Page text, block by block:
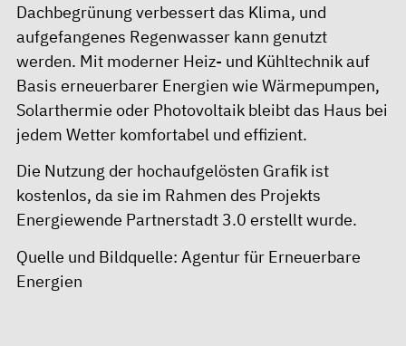
Dachbegrünung verbessert das Klima, und
aufgefangenes Regenwasser kann genutzt
werden. Mit moderner Heiz- und Kühltechnik auf
Basis erneuerbarer Energien wie Wärmepumpen,
Solarthermie oder Photovoltaik bleibt das Haus bei
jedem Wetter komfortabel und effizient.
Die Nutzung der hochaufgelösten Grafik ist
kostenlos, da sie im Rahmen des Projekts
Energiewende Partnerstadt 3.0 erstellt wurde.
Quelle und Bildquelle: Agentur für Erneuerbare
Energien